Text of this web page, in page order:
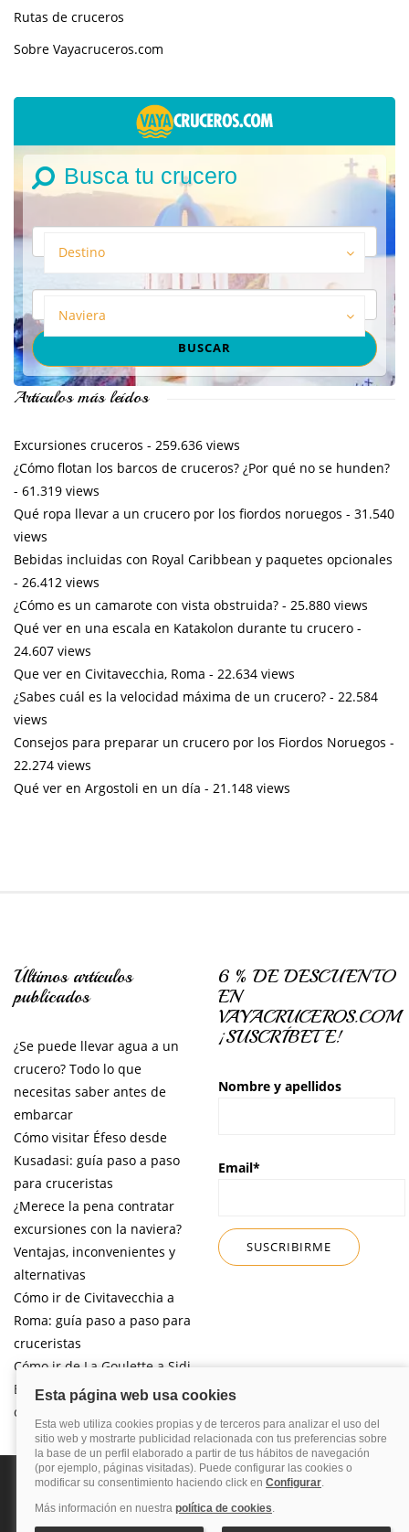
Rutas de cruceros
Sobre Vayacruceros.com
Busca tu crucero
Destino
Naviera
Artículos más leídos
Excursiones cruceros - 259.636 views
¿Cómo flotan los barcos de cruceros? ¿Por qué no se hunden?
- 61.319 views
Qué ropa llevar a un crucero por los fiordos noruegos - 31.540
views
Bebidas incluidas con Royal Caribbean y paquetes opcionales
- 26.412 views
¿Cómo es un camarote con vista obstruida? - 25.880 views
Qué ver en una escala en Katakolon durante tu crucero -
24.607 views
Que ver en Civitavecchia, Roma - 22.634 views
¿Sabes cuál es la velocidad máxima de un crucero? - 22.584
views
Consejos para preparar un crucero por los Fiordos Noruegos -
22.274 views
Qué ver en Argostoli en un día - 21.148 views
Últimos artículos
publicados
¿Se puede llevar agua a un
crucero? Todo lo que
necesitas saber antes de
embarcar
Cómo visitar Éfeso desde
Kusadasi: guía paso a paso
para cruceristas
¿Merece la pena contratar
excursiones con la naviera?
Ventajas, inconvenientes y
alternativas
Cómo ir de Civitavecchia a
Roma: guía paso a paso para
cruceristas
Cómo ir de La Goulette a Sidi
Bou Said por libre desde tu
crucero
6 % DE DESCUENTO
EN
VAYACRUCEROS.COM
¡SUSCRÍBETE!
Nombre y apellidos
Email*
Política de cookies